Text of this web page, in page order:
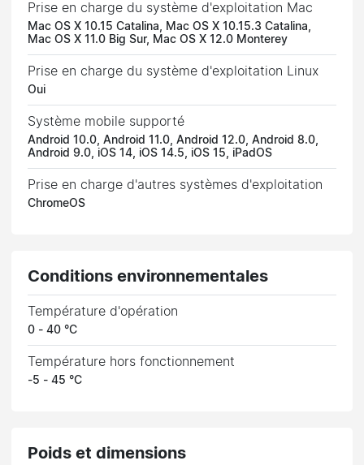
Prise en charge du système d'exploitation Mac
Mac OS X 10.15 Catalina, Mac OS X 10.15.3 Catalina,
Mac OS X 11.0 Big Sur, Mac OS X 12.0 Monterey
Prise en charge du système d'exploitation Linux
Oui
Système mobile supporté
Android 10.0, Android 11.0, Android 12.0, Android 8.0,
Android 9.0, iOS 14, iOS 14.5, iOS 15, iPadOS
Prise en charge d'autres systèmes d'exploitation
ChromeOS
Conditions environnementales
Température d'opération
0 - 40 °C
Température hors fonctionnement
-5 - 45 °C
Poids et dimensions